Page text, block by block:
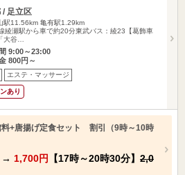
/ 足立区
駅11.56km 亀有駅1.29km
綾瀬駅から車で約20分東武バス：綾23【葛飾車
大谷…
9:00～23:00
800円～
エステ・マッサージ
あり
料+唐揚げ定食セット 割引（9時～10時
→ 1,700円 【17時～20時30分】 2,0